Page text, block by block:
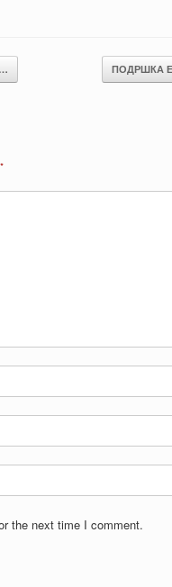
ПОДРШКА
*
the next time I comment.